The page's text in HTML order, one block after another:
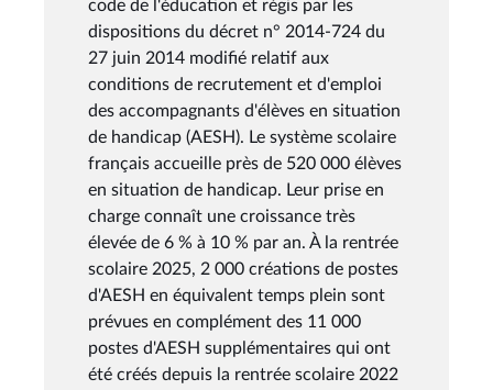
code de l'éducation et régis par les
dispositions du décret n° 2014-724 du
27 juin 2014 modifié relatif aux
conditions de recrutement et d'emploi
des accompagnants d'élèves en situation
de handicap (AESH). Le système scolaire
français accueille près de 520 000 élèves
en situation de handicap. Leur prise en
charge connaît une croissance très
élevée de 6 % à 10 % par an. À la rentrée
scolaire 2025, 2 000 créations de postes
d'AESH en équivalent temps plein sont
prévues en complément des 11 000
postes d'AESH supplémentaires qui ont
été créés depuis la rentrée scolaire 2022